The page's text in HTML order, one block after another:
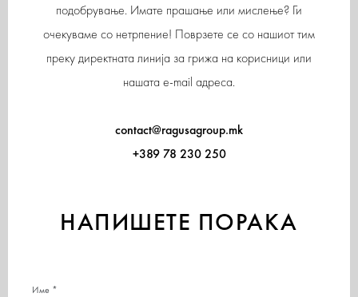
подобрување. Имате прашање или мислење? Ги
очекуваме со нетрпение! Поврзете се со нашиот тим
преку директната линија за грижа на корисници или
нашата e-mail адреса.
contact@ragusagroup.mk
+389 78 230 250
НАПИШЕТЕ ПОРАКА
Име *